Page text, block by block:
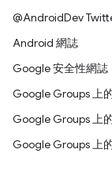
@AndroidDev
Android 網誌
Google 安全性網誌
Google Groups 上
Google Groups 上
Google Groups 上